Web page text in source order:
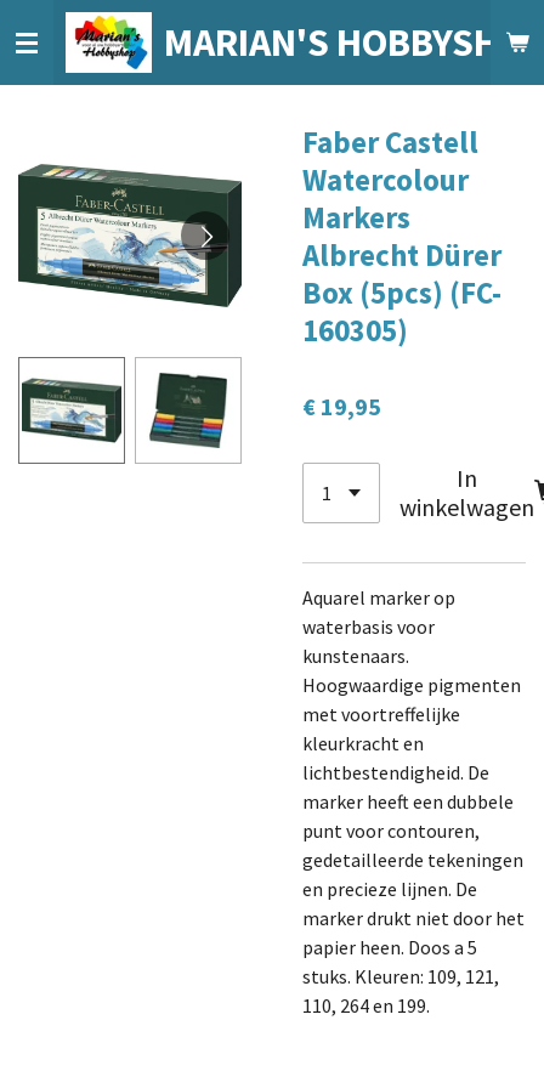
direct
naar
MARIAN'S
Faber Castell
Watercolour
Markers
Albrecht Dürer
Box (5pcs) (FC-
160305)
€ 19,95
In
winkelwagen
Aquarel marker op
waterbasis voor
kunstenaars.
Hoogwaardige pigmenten
met voortreffelijke
kleurkracht en
lichtbestendigheid. De
marker heeft een dubbele
punt voor contouren,
gedetailleerde tekeningen
en precieze lijnen. De
marker drukt niet door het
papier heen. Doos a 5
stuks. Kleuren: 109, 121,
110, 264 en 199.